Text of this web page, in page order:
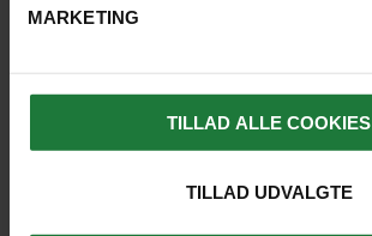
MARKETING
TILLAD ALLE COOKIES
TILLAD UDVALGTE
INDIVIDUEL REJSE